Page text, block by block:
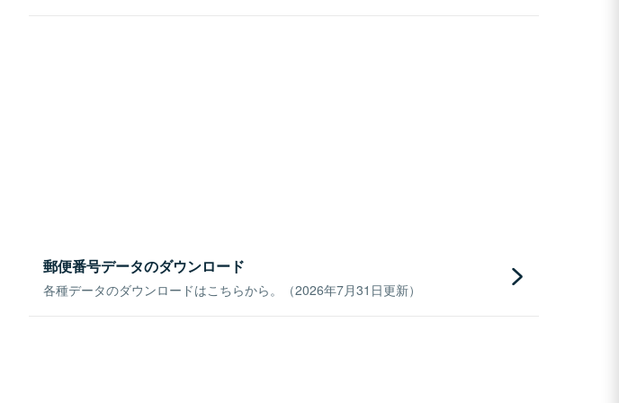
郵便番号データのダウンロード
各種データのダウンロードはこちらから。（2026年7月31日更新）